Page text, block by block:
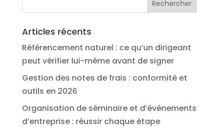
Articles récents
Référencement naturel : ce qu’un dirigeant
peut vérifier lui-même avant de signer
Gestion des notes de frais : conformité et
outils en 2026
Organisation de séminaire et d’événements
d’entreprise : réussir chaque étape